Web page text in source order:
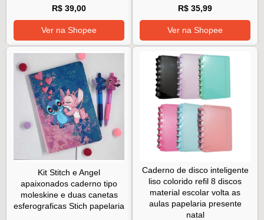
R$ 39,00
Ver na Shopee
R$ 35,99
Ver na Shopee
Kit Stitch e Angel
apaixonados caderno tipo
moleskine e duas canetas
esferograficas Stich papelaria
Caderno de disco inteligente
liso colorido refil 8 discos
material escolar volta as
aulas papelaria presente
natal